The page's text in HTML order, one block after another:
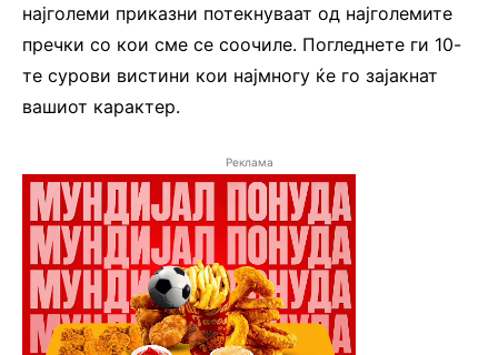
најголеми приказни потекнуваат од најголемите
пречки со кои сме се соочиле. Погледнете ги 10-
те сурови вистини кои најмногу ќе го зајакнат
вашиот карактер.
Реклама